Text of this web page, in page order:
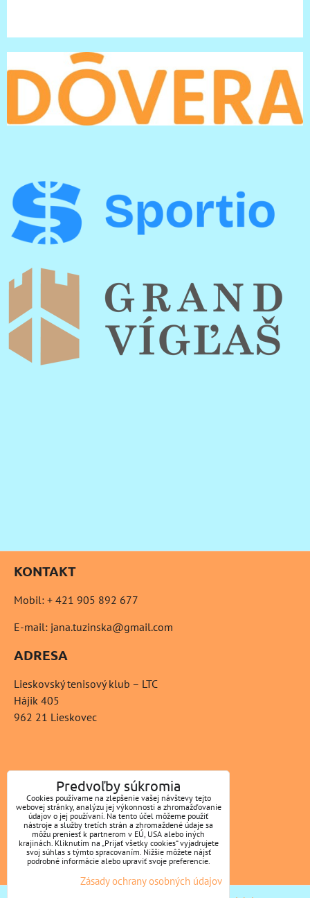
KONTAKT
Mobil: + 421 905 892 677
E-mail: jana.tuzinska@gmail.com
ADRESA
Lieskovský tenisový klub – LTC
Hájik 405
962 21 Lieskovec
ZAVOLÁME VÁM SPÄŤ
Váš telefón:*
Predvoľby súkromia
Cookies používame na zlepšenie vašej návštevy tejto
webovej stránky, analýzu jej výkonnosti a zhromažďovanie
údajov o jej používaní. Na tento účel môžeme použiť
nástroje a služby tretích strán a zhromaždené údaje sa
môžu preniesť k partnerom v EÚ, USA alebo iných
krajinách. Kliknutím na „Prijať všetky cookies“ vyjadrujete
svoj súhlas s týmto spracovaním. Nižšie môžete nájsť
podrobné informácie alebo upraviť svoje preferencie.
Zásady ochrany osobných údajov